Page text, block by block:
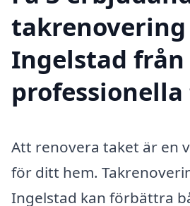
takrenovering
Ingelstad från
Att renovera taket är en
för ditt hem.
Ingelstad kan förbättra